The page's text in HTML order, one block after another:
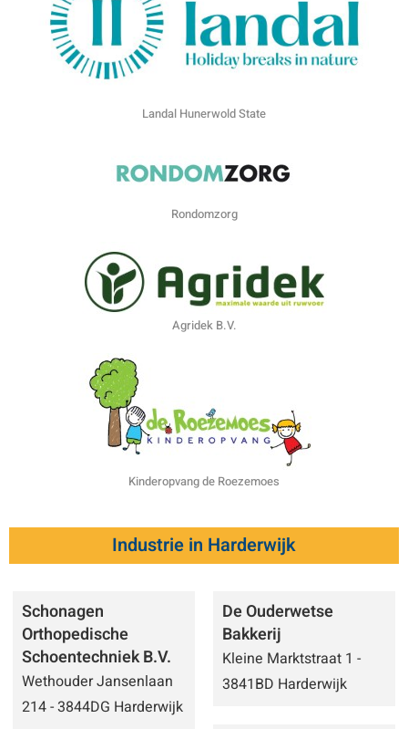
Landal Hunerwold State
Rondomzorg
Agridek B.V.
Kinderopvang de Roezemoes
Industrie in Harderwijk
Schonagen
Orthopedische
Schoentechniek B.V.
Wethouder Jansenlaan
214 - 3844DG Harderwijk
De Ouderwetse
Bakkerij
Kleine Marktstraat 1 -
3841BD Harderwijk